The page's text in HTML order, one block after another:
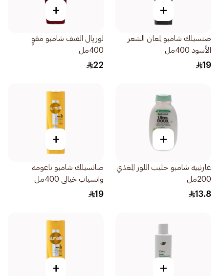
+
صنسيلك شامبو لمعان الشعر
الأسود 400مل
19
+
لوريال الفيف شامبو مقوٍ
400مل
22
+
غارنييه شامبو حليب اللوز المغذي
200مل
13.8
+
صانسيلك شامبو ناعومه
وانسياب خيالى 400مل
19
+
+